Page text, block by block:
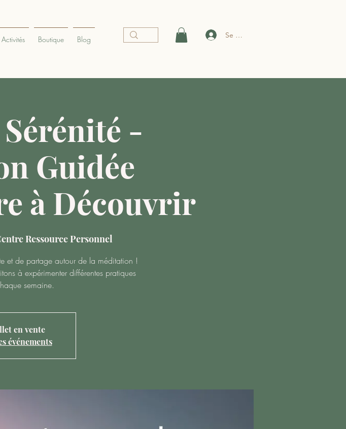
Activités Boutique Blog Se connecter
-
Guidée
à Découvrir
Ressource Personnel
et de partage autour de la méditation !
à expérimenter différentes pratiques
semaine.
en vente
événements